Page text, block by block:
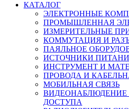
КАТАЛОГ
ЭЛЕКТРОННЫЕ
ПРОМЫШЛЕННАЯ
ИЗМЕРИТЕЛЬНЫЕ
КОММУТАЦИЯ И
ПАЯЛЬНОЕ
ИСТОЧНИКИ
ИНСТРУМЕНТ И
ПРОВОДА И
МОБИЛЬНАЯ СВЯЗЬ
ВИДЕОНАБЛЮДЕНИЕ
ДОСТУПА